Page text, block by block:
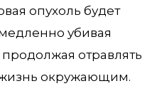
опухоль будет
убивая
отравлять
окружающим.